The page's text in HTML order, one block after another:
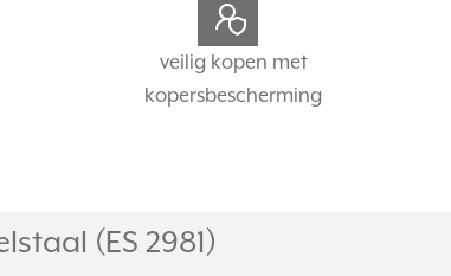
veilig kopen met
kopersbescherming
(ES 2981)